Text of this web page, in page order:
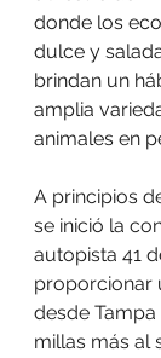
donde los
dulce y
brindan un
amplia
animales en
A principios
se inició la
autopista 41
proporcionar
desde Tampa
millas más al